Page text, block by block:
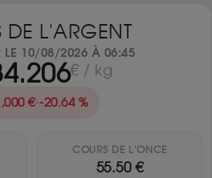
DE L'ARGENT
LE 10/08/2026 À 06:45
€·-20.64 %
€ / kg
COURS DE L'ONCE
55.50 €